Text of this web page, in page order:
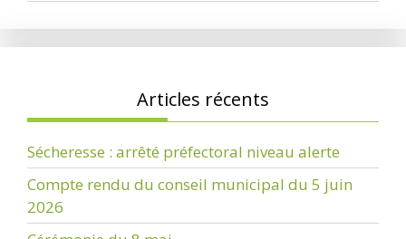
Articles récents
Sécheresse : arrêté préfectoral niveau alerte
Compte rendu du conseil municipal du 5 juin
2026